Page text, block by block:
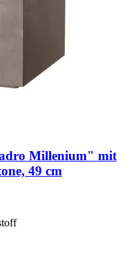
Millenium" mit
49 cm